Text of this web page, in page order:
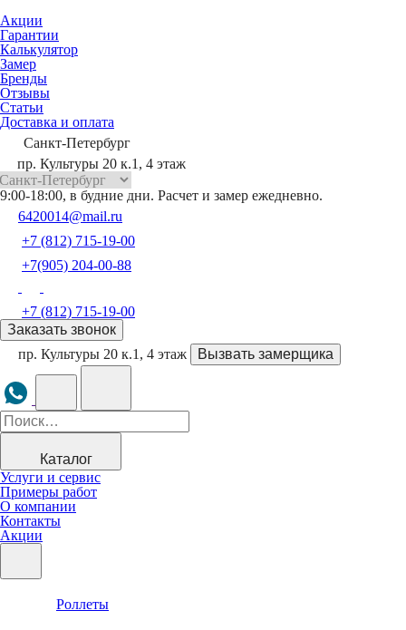
Акции
Гарантии
Калькулятор
Замер
Бренды
Отзывы
Статьи
Доставка и оплата
Санкт-Петербург
пр. Культуры 20 к.1, 4 этаж
9:00-18:00, в будние дни. Расчет и замер ежедневно.
6420014@mail.ru
+7 (812) 715-19-00
+7(905) 204-00-88
+7 (812) 715-19-00
Заказать звонок
пр. Культуры 20 к.1, 4 этаж
Вызвать замерщика
Каталог
Услуги и сервис
Примеры работ
О компании
Контакты
Акции
Роллеты